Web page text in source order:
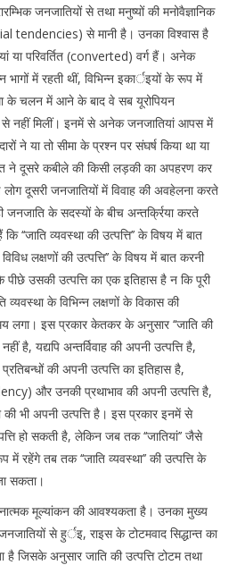
जनजातियों से तथा मनुष्यों की मनोवैज्ञानिक
tendencies) से मानी है। उनका विश्वास है
या परिवर्तित (converted) वर्ग हैं। अनेक
भागों में रहती थीं, विभिन्न इकार्इयों के रूप में
के चलन में आने के बाद वे सब यूरोपियन
नहीं मिलीं। इनमें से अनेक जनजातियां आपस में
ने या तो सीमा के प्रश्न पर संघर्ष किया था या
ने दूसरे कबीले की किसी लड़की का अपहरण कर
दूसरी जनजातियों में विवाह की अवहेलना करते
जनजाति के सदस्यों के बीच अन्तर्क्रिया करते
व्यवस्था की उत्पत्ति’’ के विषय में बात
लक्षणों की उत्पत्ति’’ के विषय में बात करनी
पीछे उसकी उत्पत्ति का एक इतिहास है न कि पूरी
व्यवस्था के विभिन्न लक्षणों के विकास की
लगा। इस प्रकार केतकर के अनुसार ‘‘जाति की
है, यद्यपि अन्तर्विवाह की अपनी उत्पत्ति है,
की अपनी उत्पत्ति का इतिहास है,
और उनकी प्रथाभाव की अपनी उत्पत्ति है,
भी अपनी उत्पत्ति है। इस प्रकार इनमें से
हो सकती है, लेकिन जब तक ‘‘जातियां’’ जैसे
रहेंगे तब तक ‘‘जाति व्यवस्था’’ की उत्पत्ति के
सकता।
मूल्यांकन की आवश्यकता है। उनका मुख्य
जनजातियों से हुर्इ, राइस के टोटमवाद सिद्धान्त का
है जिसके अनुसार जाति की उत्पत्ति टोटम तथा